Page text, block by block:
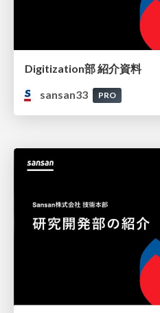
Digitization部 紹介資料
sansan33
PRO